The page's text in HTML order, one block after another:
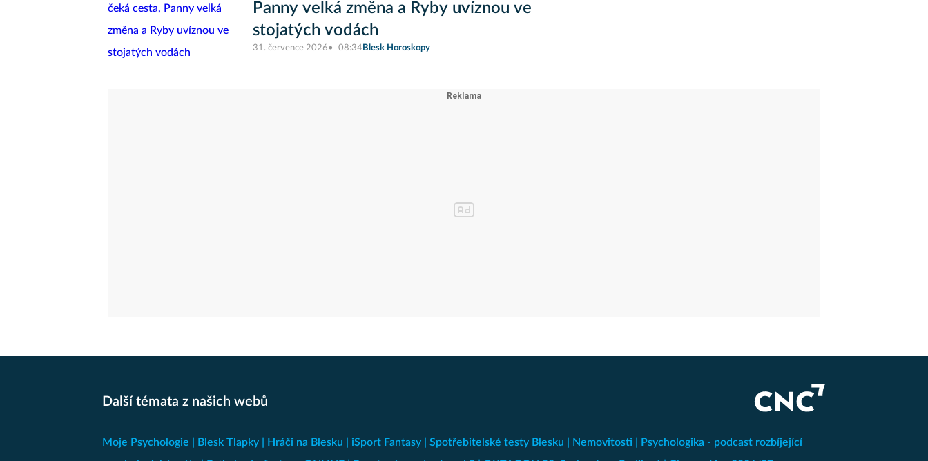
Panny velká změna a Ryby uvíznou ve
stojatých vodách
31. července 2026 08:34 Blesk Horoskopy
Další témata z našich webů
Moje Psychologie Blesk Tlapky Hráči na Blesku iSport Fantasy Spotřebitelské testy Blesku Nemovitosti
Psychologika - podcast rozbíjející